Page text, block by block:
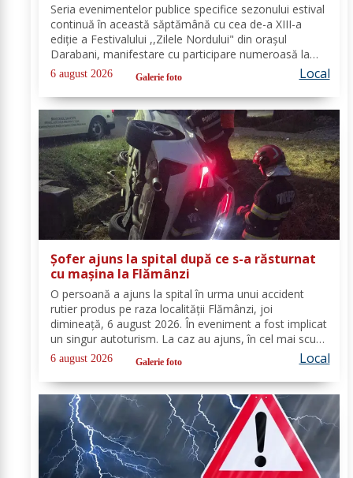
Seria evenimentelor publice specifice sezonului estival
continuă în această săptămână cu cea de-a XIII-a
ediție a Festivalului ,,Zilele Nordului" din orașul
Darabani, manifestare cu participare numeroasă la
care Inspectoratul de Jandarmi Județean Botoșani, în
cooperare cu partenerii instituționali,...
6 august 2026 Galerie foto Local
Șofer ajuns la spital după ce s-a răsturnat
cu mașina la Flămânzi
O persoană a ajuns la spital în urma unui accident
rutier produs pe raza localității Flămânzi, joi
dimineață, 6 august 2026. În eveniment a fost implicat
un singur autoturism. La caz au ajuns, în cel mai scurt
timp, pompierii din cadrul Punctului de Lucru Flămânzi,
cu o autospecială de stingere și...
6 august 2026 Galerie foto Local